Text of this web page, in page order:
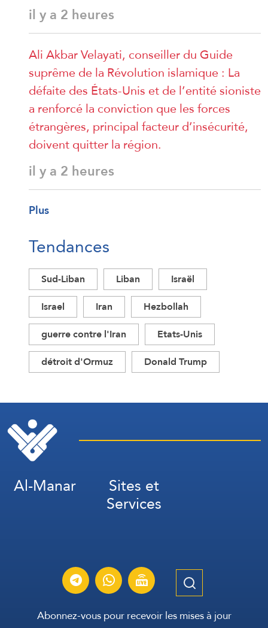
il y a 2 heures
Ali Akbar Velayati, conseiller du Guide
suprême de la Révolution islamique : La
défaite des États-Unis et de l’entité sioniste
a renforcé la conviction que les forces
étrangères, principal facteur d’insécurité,
doivent quitter la région.
il y a 2 heures
Plus
Tendances
Sud-Liban Liban
Israël
Israel
Iran
Hezbollah
guerre contre l'Iran
Etats-Unis
détroit d'Ormuz
Donald Trump
Al-Manar Sites et
Services
Abonnez-vous pour recevoir les mises à jour